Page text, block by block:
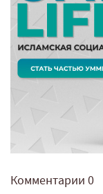
Комментарии 0